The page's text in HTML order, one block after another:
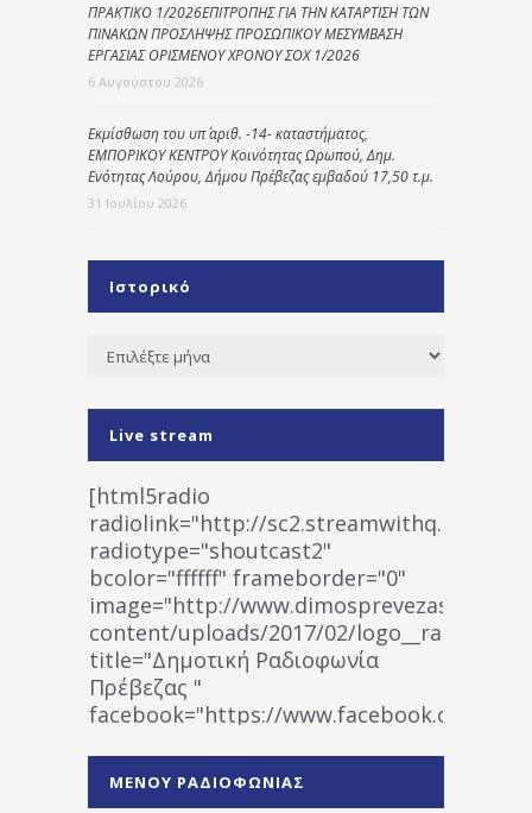
ΠΡΑΚΤΙΚΟ 1/2026ΕΠΙΤΡΟΠΗΣ ΓΙΑ ΤΗΝ ΚΑΤΑΡΤΙΣΗ ΤΩΝ
ΠΙΝΑΚΩΝ ΠΡΟΣΛΗΨΗΣ ΠΡΟΣΩΠΙΚΟΥ ΜΕΣΥΜΒΑΣΗ
ΕΡΓΑΣΙΑΣ ΟΡΙΣΜΕΝΟΥ ΧΡΟΝΟΥ ΣΟΧ 1/2026
6 Αυγούστου 2026
Εκμίσθωση του υπ΄ αριθ. -14- καταστήματος,
ΕΜΠΟΡΙΚΟΥ ΚΕΝΤΡΟΥ Κοινότητας Ωρωπού, Δημ.
Ενότητας Λούρου, Δήμου Πρέβεζας εμβαδού 17,50 τ.μ.
31 Ιουλίου 2026
Ιστορικό
Ιστορικό
Live stream
[html5radio
radiolink="http://
radiotype="shoutcast2"
bcolor="ffffff" frameborder="0"
image="http://www.dimosprevezas.gr/wp-
content/uploads/2017/02/
title="Δημοτική Ραδιοφωνία
Πρέβεζας "
facebook="https://www.facebook.com/
1531194763766854/" artist="" ]
ΜΕΝΟΥ ΡΑΔΙΟΦΩΝΙΑΣ